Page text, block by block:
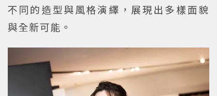
不同的造型與風格演繹，展現出多樣面貌
與全新可能。